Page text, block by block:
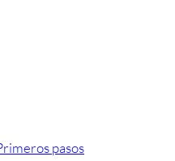
pasos